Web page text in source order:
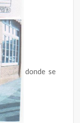
donde se